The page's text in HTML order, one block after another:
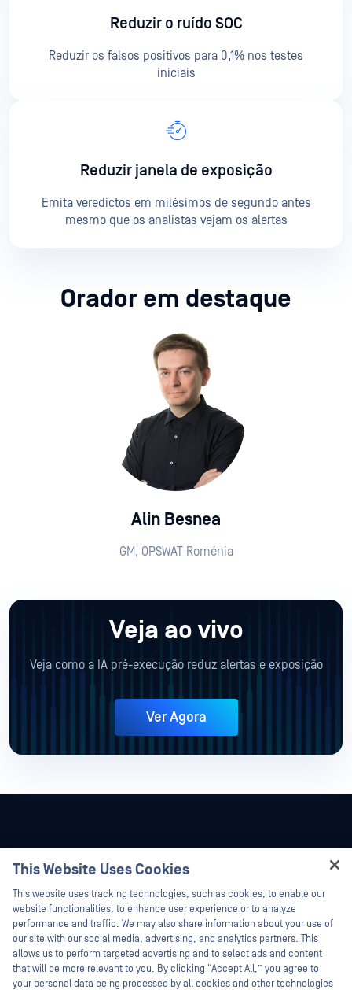
Reduzir o ruído SOC
Reduzir os falsos positivos para 0,1% nos testes
iniciais
Reduzir janela de exposição
Emita veredictos em milésimos de segundo antes
mesmo que os analistas vejam os alertas
Orador em destaque
Alin Besnea
GM, OPSWAT Roménia
Veja ao vivo
Veja como a IA pré-execução reduz alertas e exposição
Ver Agora
This Website Uses Cookies
This website uses tracking technologies, such as cookies, to enable our
website functionalities, to enhance user experience or to analyze
performance and traffic. We may also share information about your use of
our site with our social media, advertising, and analytics partners. This
allows us to perform targeted advertising and to select ads and content
that will be more relevant to you. By clicking “Accept All,” you agree to
your personal data being processed by all cookies and other technologies
Hey there!
I'm Ozzy, your OPSWAT virtual assistant.
How can I help you secure what's critical
today?